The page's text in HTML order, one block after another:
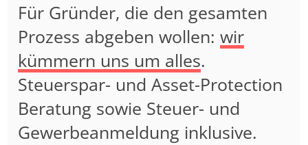
Für Gründer, die den gesamten
Prozess abgeben wollen:wir
kümmern uns um alles.
Steuerspar- und Asset-Protection
Beratung sowie Steuer- und
Gewerbeanmeldung inklusive.